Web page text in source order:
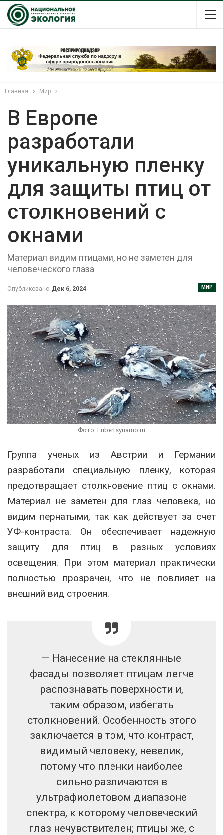
Главная Мир
В Европе
разработали
уникальную пленку
для защиты птиц от
столкновений с
окнами
Материал видим птицами, но не заметен для
человеческого глаза
МИР
Опубликовано Дек 6, 2024
Фото: Lubertsyriamo.ru
Группа ученых из Австрии и Германии
разработали специальную пленку, которая
предотвращает столкновение птиц с окнами.
Материал не заметен для глаз человека, но
видим пернатыми, так как действует за счет
УФ-контраста. Он обеспечивает надежную
защиту для птиц в разных условиях
освещения. При этом материал практически
полностью прозрачен, что не повлияет на
внешний вид строения.
— Нанесение на стеклянные
фасады позволяет птицам легче
распознавать поверхности и,
таким образом, избегать
столкновений. Особенность этого
заключается в том, что контраст,
видимый человеку, невелик,
потому что пленки наиболее
сильно различаются в
ультрафиолетовом диапазоне
спектра, к которому человеческий
глаз нечувствителен; птицы же, с